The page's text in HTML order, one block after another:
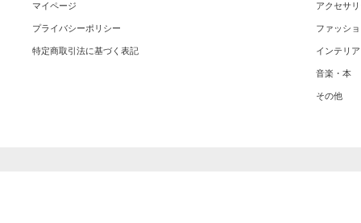
マイページ
プライバシーポリシー
特定商取引法に基づく表記
アクセサ
ファッシ
インテリア
音楽・本
その他